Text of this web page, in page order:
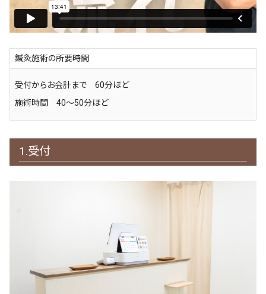
鍼灸施術の所要時間
受付からお会計まで 60分ほど
施術時間 40～50分ほど
1.受付